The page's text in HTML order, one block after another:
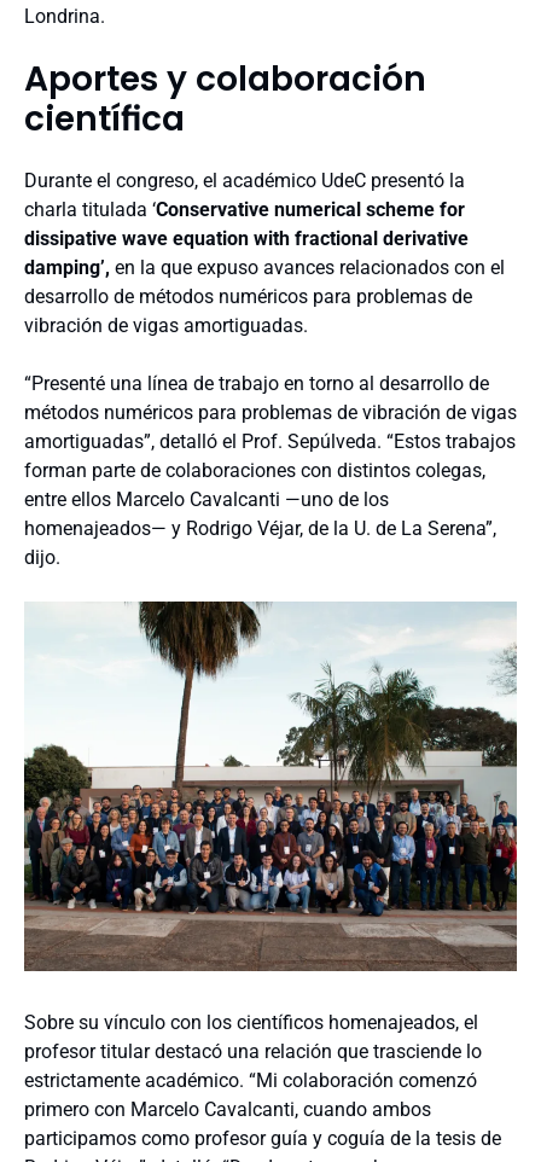
Londrina.
Aportes y colaboración
científica
Durante el congreso, el académico UdeC presentó la
charla titulada ‘Conservative numerical scheme for
dissipative wave equation with fractional derivative
damping’, en la que expuso avances relacionados con el
desarrollo de métodos numéricos para problemas de
vibración de vigas amortiguadas.
“Presenté una línea de trabajo en torno al desarrollo de
métodos numéricos para problemas de vibración de vigas
amortiguadas”, detalló el Prof. Sepúlveda. “Estos trabajos
forman parte de colaboraciones con distintos colegas,
entre ellos Marcelo Cavalcanti —uno de los
homenajeados— y Rodrigo Véjar, de la U. de La Serena”,
dijo.
Sobre su vínculo con los científicos homenajeados, el
profesor titular destacó una relación que trasciende lo
estrictamente académico. “Mi colaboración comenzó
primero con Marcelo Cavalcanti, cuando ambos
participamos como profesor guía y coguía de la tesis de